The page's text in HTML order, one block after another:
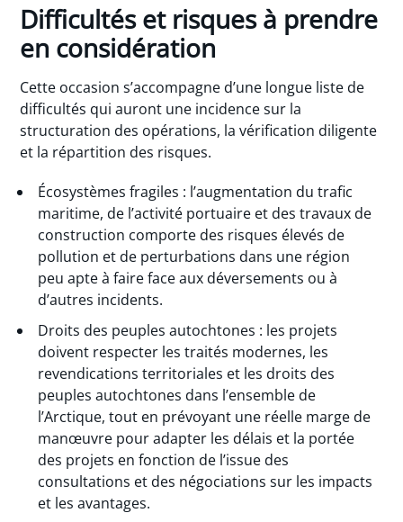
Difficultés et risques à prendre
en considération
Cette occasion s’accompagne d’une longue liste de
difficultés qui auront une incidence sur la
structuration des opérations, la vérification diligente
et la répartition des risques.
Écosystèmes fragiles : l’augmentation du trafic
maritime, de l’activité portuaire et des travaux de
construction comporte des risques élevés de
pollution et de perturbations dans une région
peu apte à faire face aux déversements ou à
d’autres incidents.
Droits des peuples autochtones : les projets
doivent respecter les traités modernes, les
revendications territoriales et les droits des
peuples autochtones dans l’ensemble de
l’Arctique, tout en prévoyant une réelle marge de
manœuvre pour adapter les délais et la portée
des projets en fonction de l’issue des
consultations et des négociations sur les impacts
et les avantages.